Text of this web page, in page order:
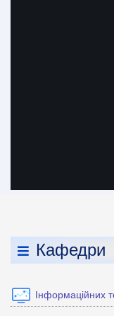
Кафедри
Інформаційних